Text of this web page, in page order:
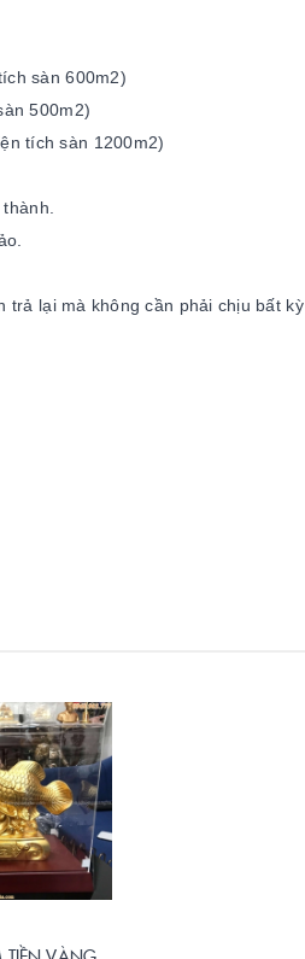
sàn 600m2)
500m2)
tích sàn 1200m2)
lại mà không cần phải chịu bất kỳ